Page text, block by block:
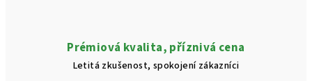
Prémiová kvalita, příznivá cena
Letitá zkušenost, spokojení zákazníci